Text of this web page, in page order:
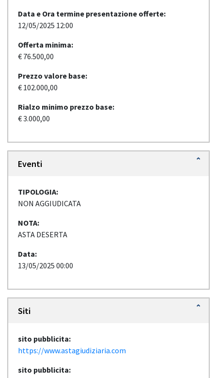
Data e Ora termine presentazione offerte:
12/05/2025 12:00
Offerta minima:
€ 76.500,00
Prezzo valore base:
€ 102.000,00
Rialzo minimo prezzo base:
€ 3.000,00
Eventi
TIPOLOGIA:
NON AGGIUDICATA
NOTA:
ASTA DESERTA
Data:
13/05/2025 00:00
Siti
sito pubblicita:
https://www.astagiudiziaria.com
sito pubblicita: